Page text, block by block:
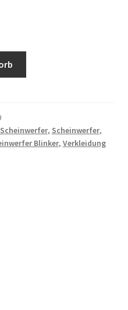
Scheinwerfer, Scheinwerfer,
Blinker, Verkleidung